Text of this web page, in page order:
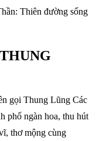
Thiên đường sống
gọi Thung Lũng Các
phố ngàn hoa, thu hút
thơ mộng cùng